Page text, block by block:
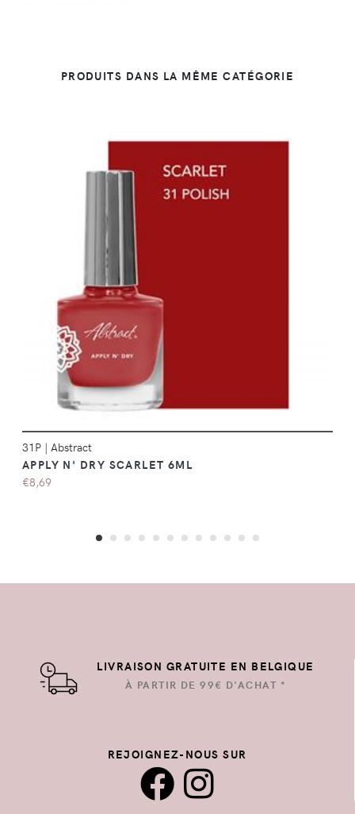
PRODUITS DANS LA MÊME CATÉGORIE
31P | Abstract
APPLY N' DRY SCARLET 6ML
€8,69
LIVRAISON GRATUITE EN BELGIQUE
À PARTIR DE 99€ D'ACHAT *
REJOIGNEZ-NOUS SUR